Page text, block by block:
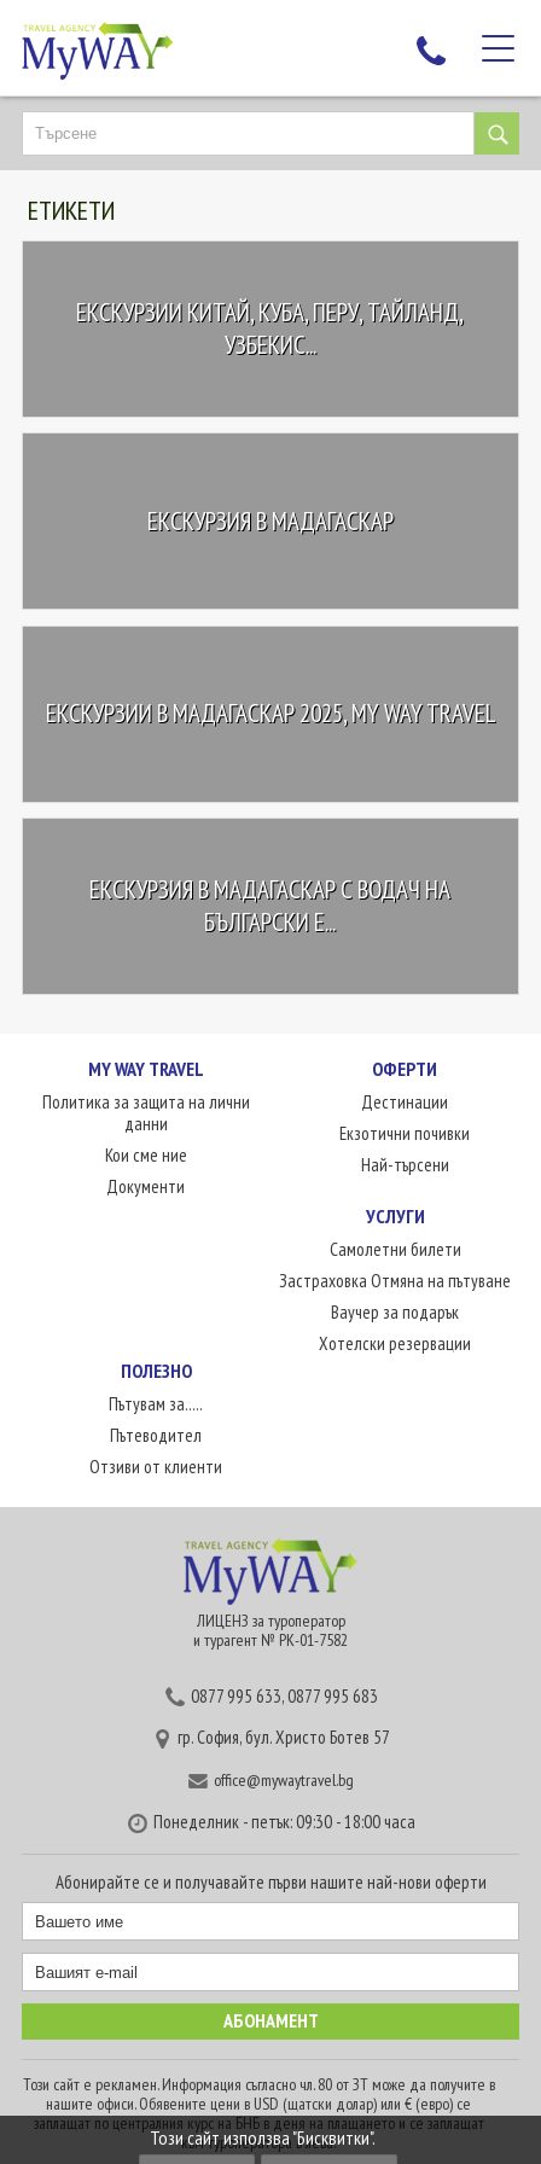
НАЙ-ТЪРСЕНИ
ДЕСТИНАЦИИ
ЕКЗОТИЧНИ ПОЧИВКИ
ЛЮБОПИТНО
ЕТИКЕТИ
ЕКСКУРЗИИ КИТАЙ, КУБА, ПЕРУ, ТАЙЛАНД,
УЗБЕКИС...
ЕКСКУРЗИЯ В МАДАГАСКАР
ЕКСКУРЗИИ В МАДАГАСКАР 2025, MY WAY TRAVEL
ЕКСКУРЗИЯ В MАДАГАСКАР С ВОДАЧ НА
БЪЛГАРСКИ Е...
MY WAY TRAVEL
Политика за защита на лични
данни
Кои сме ние
Документи
ОФЕРТИ
Дестинации
Екзотични почивки
Най-търсени
УСЛУГИ
Самолетни билети
Застраховка Отмяна на пътуване
Ваучер за подарък
Хотелски резервации
ПОЛЕЗНО
Пътувам за.....
Пътеводител
Отзиви от клиенти
ЛИЦЕНЗ за туроператор
и турагент № РК-01-7582
0877 995 633,0877 995 683
гр. София, бул. Христо Ботев 57
office@mywaytravel.bg
Понеделник - петък: 09:30 - 18:00 часа
Абонирайте се и получавайте първи нашите най-нови оферти
Този сайт е рекламен. Информация съгласно чл. 80 от ЗТ може да получите в
нашите офиси. Обявените цени в USD (щатски долар) или € (евро) се
заплащат по централния курс на БНБ в деня на плащането и се заплащат
към туроператора в лева.
Този сайт използва "Бисквитки".